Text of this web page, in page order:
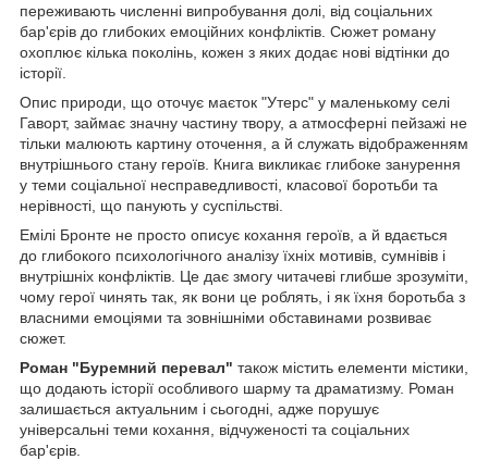
переживають численні випробування долі, від соціальних
бар'єрів до глибоких емоційних конфліктів. Сюжет роману
охоплює кілька поколінь, кожен з яких додає нові відтінки до
історії.
Опис природи, що оточує маєток "Утерс" у маленькому селі
Гаворт, займає значну частину твору, а атмосферні пейзажі не
тільки малюють картину оточення, а й служать відображенням
внутрішнього стану героїв. Книга викликає глибоке занурення
у теми соціальної несправедливості, класової боротьби та
нерівності, що панують у суспільстві.
Емілі Бронте не просто описує кохання героїв, а й вдається
до глибокого психологічного аналізу їхніх мотивів, сумнівів і
внутрішніх конфліктів. Це дає змогу читачеві глибше зрозуміти,
чому герої чинять так, як вони це роблять, і як їхня боротьба з
власними емоціями та зовнішніми обставинами розвиває
сюжет.
Роман "Буремний перевал" також містить елементи містики,
що додають історії особливого шарму та драматизму. Роман
залишається актуальним і сьогодні, адже порушує
універсальні теми кохання, відчуженості та соціальних
бар'єрів.